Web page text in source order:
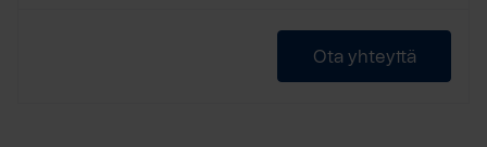
Ota yhteyttä